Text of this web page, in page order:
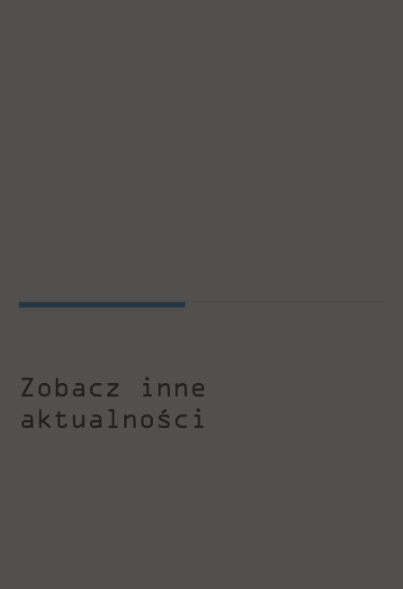
Zobacz inne
aktualności